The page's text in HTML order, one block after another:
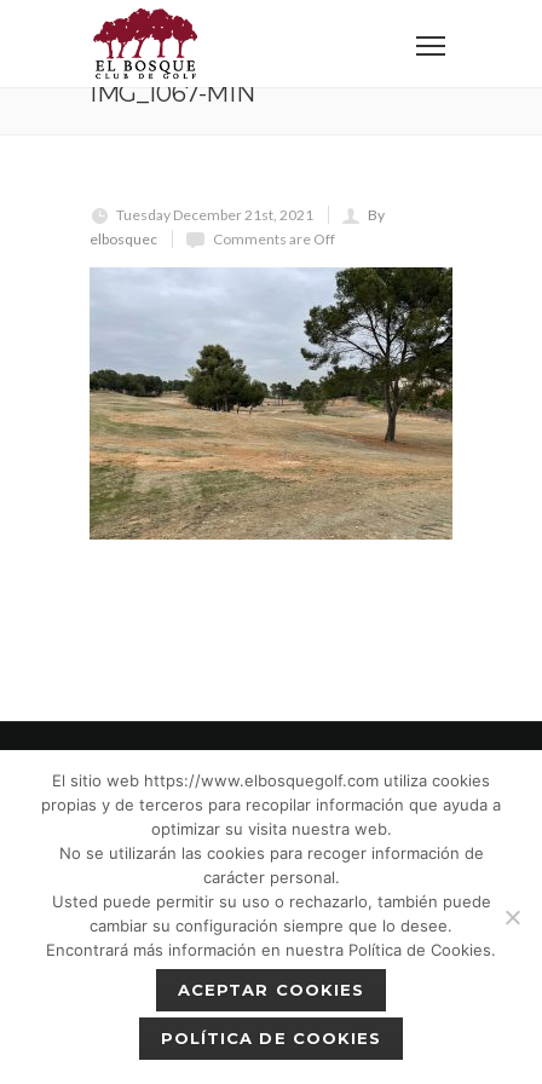
Home IMG_1067-min
IMG_1067-MIN
Tuesday December 21st, 2021
By
elbosquec
Comments are Off
© El Bosque Golf Club |Legal Notice|
Privacy Policy|Cookies Policy|Política de
devoluciones|Tic Camaras
Protection CPM”|
El sitio web https://www.elbosquegolf.com utiliza cookies
propias y de terceros para recopilar información que ayuda a
optimizar su visita nuestra web.
No se utilizarán las cookies para recoger información de
carácter personal.
Usted puede permitir su uso o rechazarlo, también puede
cambiar su configuración siempre que lo desee.
Encontrará más información en nuestra Política de Cookies.
ACEPTAR COOKIES
POLÍTICA DE COOKIES